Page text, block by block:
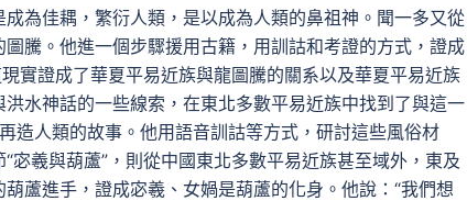
為佳耦，繁衍人類，是以成為人類的鼻祖神。聞一多又從
騰。他進一個步驟援用古籍，用訓詁和考證的方式，證成
現實證成了華夏平易近族與龍圖騰的關系以及華夏平易近族
水神話的一些線索，在東北多數平易近族中找到了與這一
造人類的故事。他用語音訓詁等方式，研討這些風俗材
羲與葫蘆”，則從中國東北多數平易近族甚至域外，東及
蘆進手，證成宓羲、女媧是葫蘆的化身。他說：“我們想